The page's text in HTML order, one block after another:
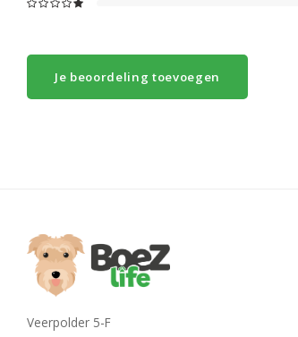
Je beoordeling toevoegen
Veerpolder 5-F